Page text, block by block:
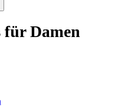
für Damen